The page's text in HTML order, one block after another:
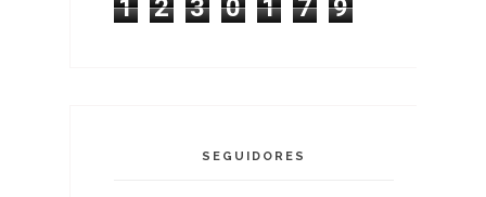
1 2 3 0 1 7 9
SEGUIDORES